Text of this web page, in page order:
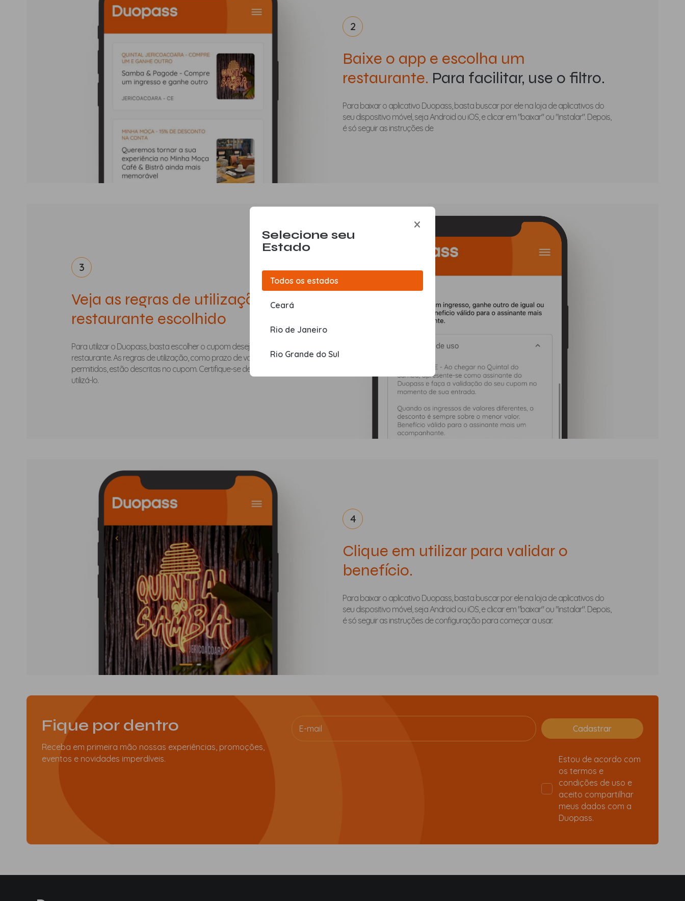
Selecione seu
Estado
Todos os estados
Ceará
Rio de Janeiro
Rio Grande do Sul
2
Baixe o app e escolha um
restaurante. Para facilitar, use o filtro.
Para baixar o aplicativo Duopass, basta buscar por ele na loja de aplicativos do
seu dispositivo móvel, seja Android ou iOS, e clicar em "baixar" ou "instalar". Depois,
é só seguir as instruções de
3
Veja as regras de utilização do
restaurante escolhido
Para utilizar o Duopass, basta escolher o cupom desejado e apresentá-lo no
restaurante. As regras de utilização, como prazo de validade e dias da semana
permitidos, estão descritas no cupom. Certifique-se de ler atentamente antes de
utilizá-lo.
4
Clique em utilizar para validar o
benefício.
Para baixar o aplicativo Duopass, basta buscar por ele na loja de aplicativos do
seu dispositivo móvel, seja Android ou iOS, e clicar em "baixar" ou "instalar". Depois,
é só seguir as instruções de configuração para começar a usar.
Fique por dentro
Receba em primeira mão nossas experiências, promoções,
eventos e novidades imperdíveis.
Estou de acordo com
os termos e
condições de uso e
aceito compartilhar
meus dados com a
Duopass.